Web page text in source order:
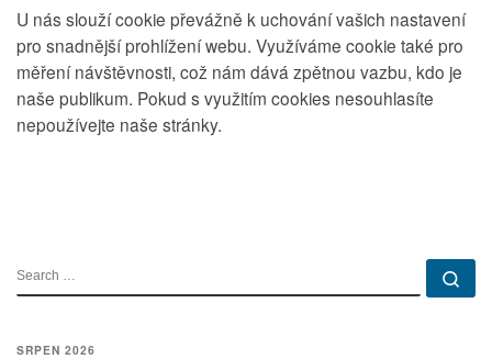
U nás slouží cookie převážně k uchování vašich nastavení
pro snadnější prohlížení webu. Využíváme cookie také pro
měření návštěvnosti, což nám dává zpětnou vazbu, kdo je
naše publikum. Pokud s využitím cookies nesouhlasíte
nepoužívejte naše stránky.
SEARCH
SRPEN 2026